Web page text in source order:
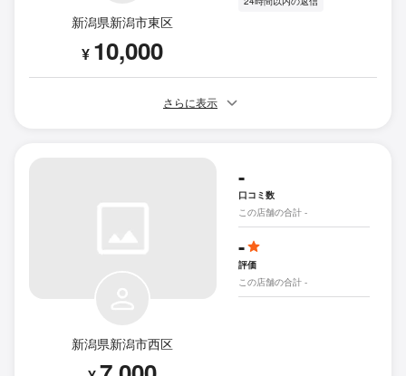
新潟県新潟市東区
¥ 10,000
さらに表示
新潟県新潟市西区
-
口コミ数
この店舗の合計 -
-
評価
この店舗の合計 -